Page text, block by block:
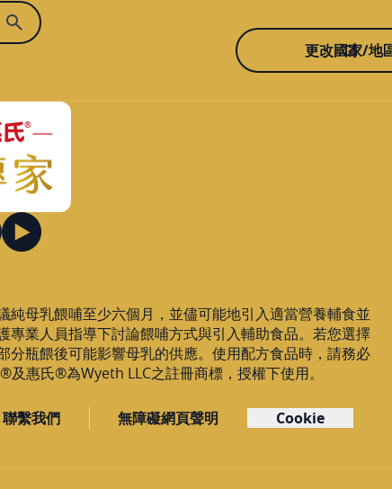
更改國家/地
母乳餵哺至少六個月，並儘可能地引入適當營養輔食並
業人員指導下討論餵哺方式與引入輔助食品。若您選擇
瓶餵後可能影響母乳的供應。使用配方食品時，請務必
惠氏®為Wyeth LLC之註冊商標，授權下使用。
聯繫我們 無障礙網頁聲明 Cookie